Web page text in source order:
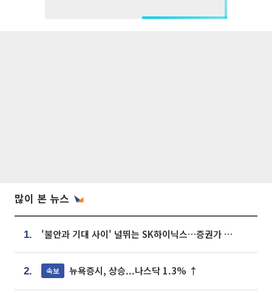
많이 본 뉴스
1. '불안과 기대 사이' 널뛰는 SK하이닉스…증권가 "HBM4·LTA 기반 펀터멘털 견고"
2. 속보 뉴욕증시, 상승...나스닥 1.3% ↑